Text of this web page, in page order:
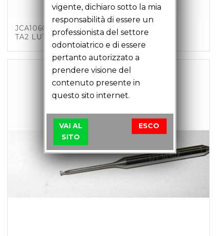
JCA10601 – FRESA TORICA MM1 Z2 C6
TA2 LU12 LT51 CRO-COB
vigente, dichiaro sotto la mia
responsabilità di essere un
professionista del settore
odontoiatrico e di essere
pertanto autorizzato a
prendere visione del
contenuto presente in
questo sito internet.
VAI AL
SITO
ESCO